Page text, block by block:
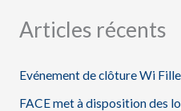
Articles récents
Evénement de clôture Wi
FACE met à disposition des